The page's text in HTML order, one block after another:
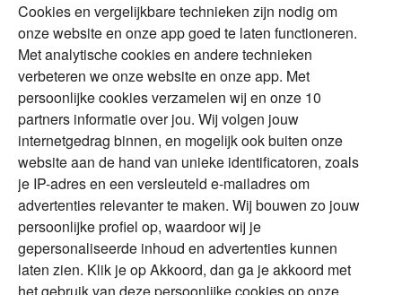
Duurzaam
Vermogensplanning
Tweede huis in
buitenland
DGA
Erfenis
Over Financial Focus
Specialisten
Financial Focus
magazine
The Exit Years
Contact
Alles voor en over vermogenden.
Cookies en vergelijkbare technieken zijn nodig om
onze website en onze app goed te laten functioneren.
Met analytische cookies en andere technieken
verbeteren we onze website en onze app. Met
persoonlijke cookies verzamelen wij en onze 10
partners informatie over jou. Wij volgen jouw
internetgedrag binnen, en mogelijk ook buiten onze
website aan de hand van unieke identificatoren, zoals
je IP-adres en een versleuteld e-mailadres om
advertenties relevanter te maken. Wij bouwen zo jouw
persoonlijke profiel op, waardoor wij je
gepersonaliseerde inhoud en advertenties kunnen
laten zien. Klik je op Akkoord, dan ga je akkoord met